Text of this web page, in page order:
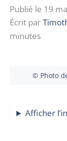
Publié le 19
Écrit par
minutes
© Photo
Afficher